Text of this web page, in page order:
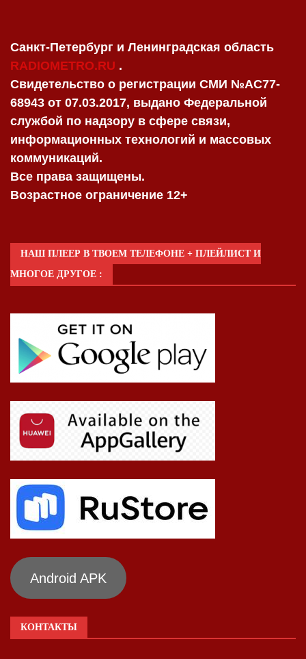
Санкт-Петербург и Ленинградская область
RADIOMETRO.RU .
Свидетельство о регистрации СМИ №AC77-
68943 от 07.03.2017, выдано Федеральной
службой по надзору в сфере связи,
информационных технологий и массовых
коммуникаций.
Все права защищены.
Возрастное ограничение 12+
НАШ ПЛЕЕР В ТВОЕМ ТЕЛЕФОНЕ + ПЛЕЙЛИСТ И
МНОГОЕ ДРУГОЕ :
Android APK
КОНТАКТЫ